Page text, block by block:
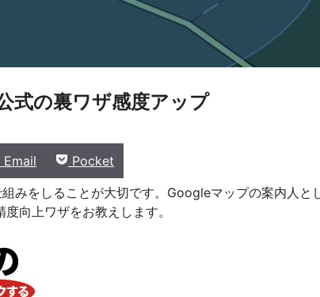
式の裏ワザ感度アップ
Share
on
Email
Share
on
Pocket
みをしることが大切です。Googleマップの案内人と
向上ワザをお教えします。